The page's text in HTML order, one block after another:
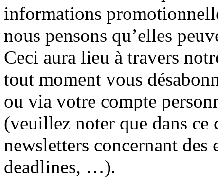
informations
nous pensons qu’elles
Ceci aura lieu à travers
tout moment vous
ou via votre compte
(veuillez noter que dans ce
newsletters concernant des
deadlines, …).